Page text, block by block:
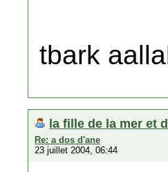
tbark
la fille de la mer et
Re: a dos d'ane
23 juillet 2004, 06:44